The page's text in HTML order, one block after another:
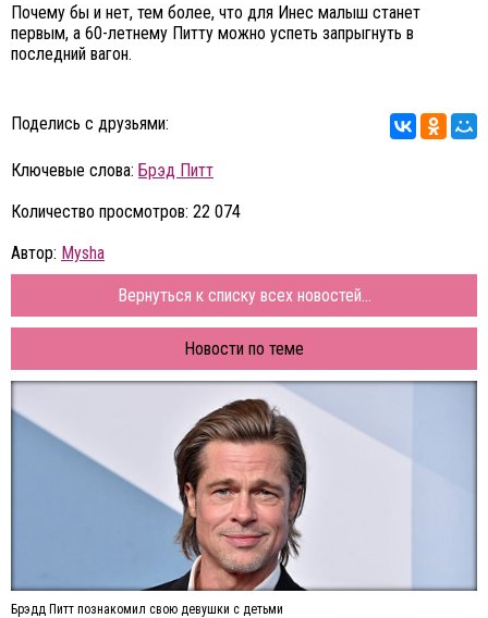
Почему бы и нет, тем более, что для Инес малыш станет
первым, а 60-летнему Питту можно успеть запрыгнуть в
последний вагон.
Поделись с друзьями:
Ключевые слова: Брэд Питт
Количество просмотров: 22 074
Автор: Mysha
Вернуться к списку всех новостей...
Новости по теме
Брэдд Питт познакомил свою девушки с детьми